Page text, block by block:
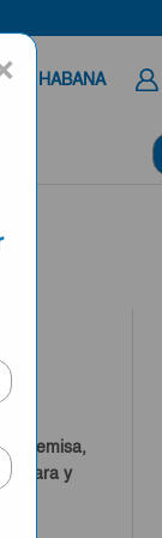
A LA HABANA
Artemisa,
Clara y